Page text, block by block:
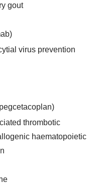
gout
virus prevention
thrombotic
haematopoietic